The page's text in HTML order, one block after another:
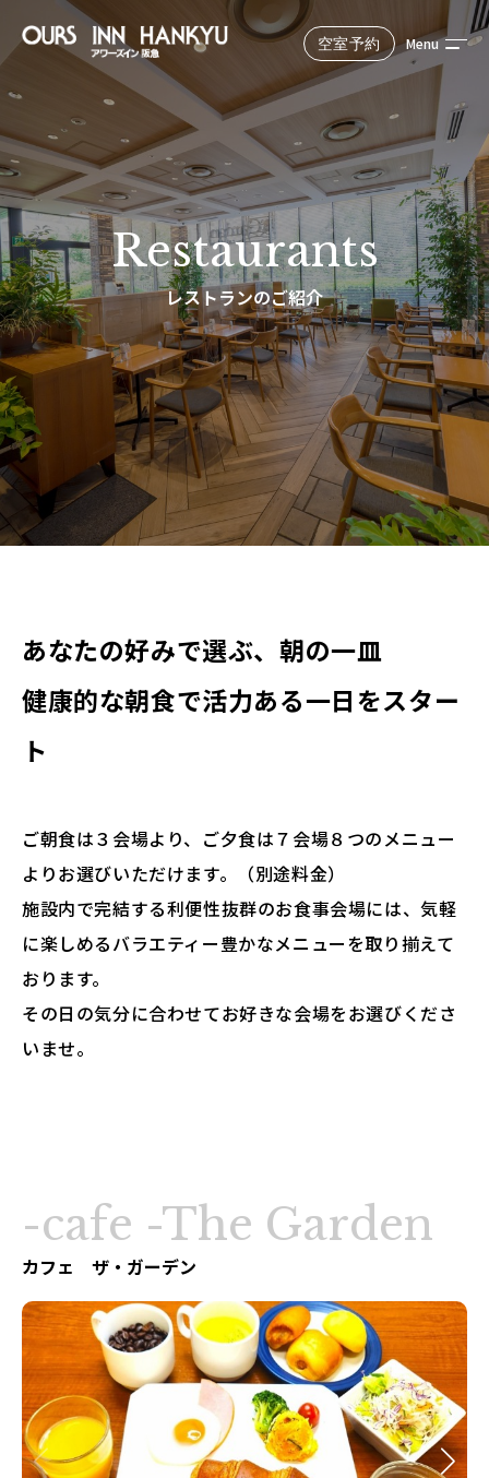
空室予約 Menu
Reserve
公式サイトからのご予約が最もお得！
宿泊予定日
選択中の人数と室数
大人1名, 1室
検索
Restaurants
レストランのご紹介
あなたの好みで選ぶ、朝の一皿
健康的な朝食で活力ある一日をスター
ト
ご朝食は３会場より、ご夕食は７会場８つのメニュー
よりお選びいただけます。（別途料金）
施設内で完結する利便性抜群のお食事会場には、気軽
に楽しめるバラエティー豊かなメニューを取り揃えて
おります。
その日の気分に合わせてお好きな会場をお選びくださ
いませ。
-cafe -The Garden
カフェ ザ・ガーデン